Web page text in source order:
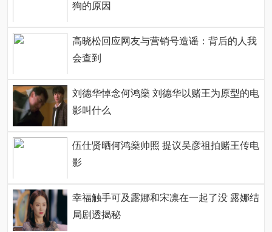
狗的原因
高晓松回应网友与营销号造谣：背后的人我
会查到
刘德华悼念何鸿燊 刘德华以赌王为原型的电
影叫什么
伍仕贤晒何鸿燊帅照 提议吴彦祖拍赌王传电
影
幸福触手可及露娜和宋凛在一起了没 露娜结
局剧透揭秘